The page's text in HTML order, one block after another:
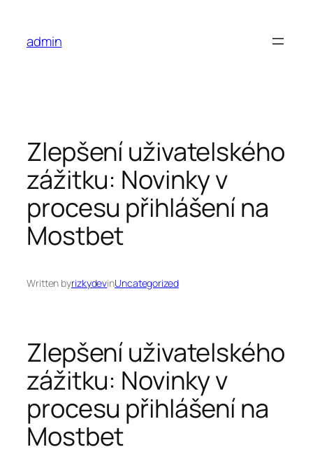
content
admin
Zlepšení uživatelského
zážitku: Novinky v
procesu přihlášení na
Mostbet
Written byrizkydevinUncategorized
Zlepšení uživatelského
zážitku: Novinky v
procesu přihlášení na
Mostbet